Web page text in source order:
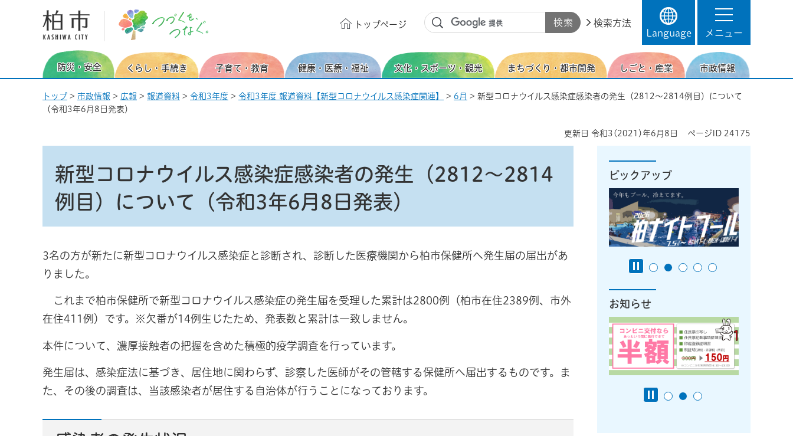
柏市 つづくを、つなぐ。
トップページ
検索方法
Language
メニュー
防災・安全 くらし・手続き 子育て・教育 健康・医療・福祉 文化・スポーツ・観光 まちづくり・都市開発 しごと・産業 市政情報
トップ > 市政情報 > 広報 > 報道資料 > 令和3年度 > 令和3年度 報道資料【新型コロナウイルス感染症関連】 > 6月 > 新型コロナウイルス感染症感染者の発生（2812～2814例目）について
（令和3年6月8日発表）
更新日 令和3(2021)年6月8日 ページID 24175
新型コロナウイルス感染症感染者の発生（2812～2814
例目）について（令和3年6月8日発表）
3名の方が新たに新型コロナウイルス感染症と診断され、診断した医療機関から柏市保健所へ発生届の届出があ
りました。
これまで柏市保健所で新型コロナウイルス感染症の発生届を受理した累計は2800例（柏市在住2389例、市外
在住411例）です。※欠番が14例生じたため、発表数と累計は一致しません。
本件について、濃厚接触者の把握を含めた積極的疫学調査を行っています。
発生届は、感染症法に基づき、居住地に関わらず、診察した医師がその管轄する保健所へ届出するものです。ま
た、その後の調査は、当該感染者が居住する自治体が行うことになっております。
ピックアップ
お知らせ